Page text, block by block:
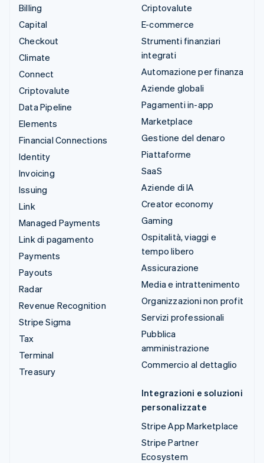
Billing
Capital
Checkout
Climate
Connect
Criptovalute
Data Pipeline
Elements
Financial Connections
Identity
Invoicing
Issuing
Link
Managed Payments
Link di pagamento
Payments
Payouts
Radar
Revenue Recognition
Stripe Sigma
Tax
Terminal
Treasury
Criptovalute
E-commerce
Strumenti finanziari
integrati
Automazione per finanza
Aziende globali
Pagamenti in-app
Marketplace
Gestione del denaro
Piattaforme
SaaS
Aziende di IA
Creator economy
Gaming
Ospitalità, viaggi e
tempo libero
Assicurazione
Media e intrattenimento
Organizzazioni non profit
Servizi professionali
Pubblica
amministrazione
Commercio al dettaglio
Integrazioni e soluzioni
personalizzate
Stripe App Marketplace
Stripe Partner
Ecosystem